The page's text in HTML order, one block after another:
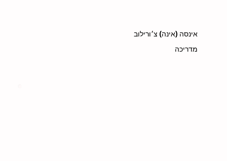
אינסה (אינה) צ׳ורילוב
מדריכה